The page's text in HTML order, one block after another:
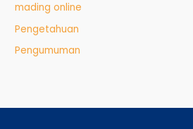
mading online
Pengetahuan
Pengumuman